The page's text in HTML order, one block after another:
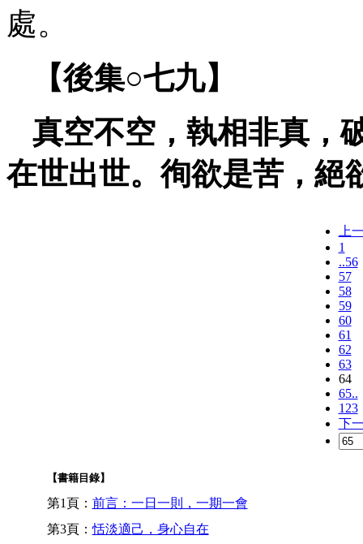
處。
【後集○七九】
真空不空，執相非真，
在世出世。徇欲是苦，絕
上
1
..56
57
58
59
60
61
62
63
64
65..
123
下
【書籍目錄】
第1頁： 前言：一日一則，一期一會
第3頁：恬淡適己，身心自在